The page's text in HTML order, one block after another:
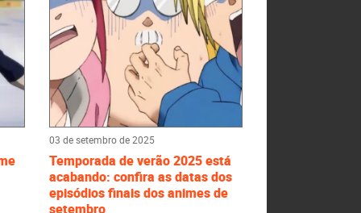
03 de setembro de 2025
Temporada de verão 2025 está
acabando: confira as datas dos
episódios finais dos animes de
setembro